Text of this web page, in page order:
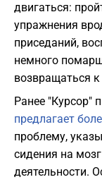
двигаться:
упражнения
приседаний,
немного
возвращаться к
Ранее "Курсор"
предлагает
проблему,
сидения на
деятельности.